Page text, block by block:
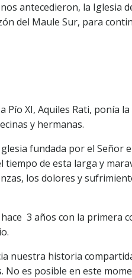
antecedieron, la Iglesia
del Maule Sur, para
XI, Aquiles Rati, ponía
y hermanas.
fundada por el Señor
tiempo de esta larga y
los dolores y
3 años con la primera
nuestra historia
es posible en este